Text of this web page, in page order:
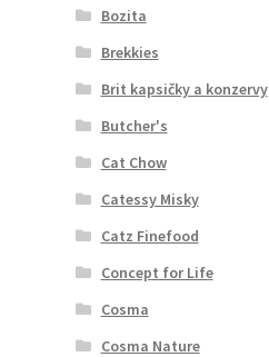
Bozita
Brekkies
Brit kapsičky a konzervy
Butcher's
Cat Chow
Catessy Misky
Catz Finefood
Concept for Life
Cosma
Cosma Nature